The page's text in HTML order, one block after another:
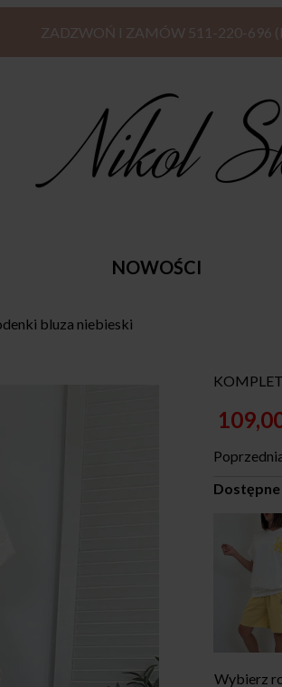
ZADZWOŃ I ZAMÓW 511-220-696
NOWOŚCI
bluza niebieski
price
was:
139,00
price
is:
109,00
Wybierz